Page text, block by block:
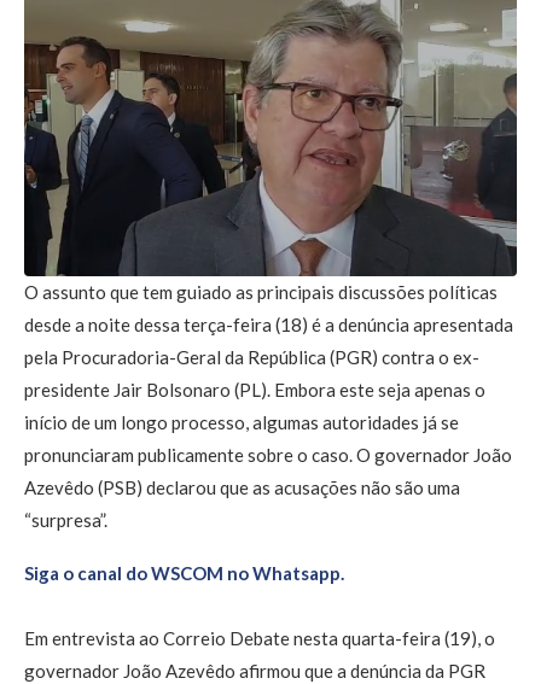
O assunto que tem guiado as principais discussões políticas
desde a noite dessa terça-feira (18) é a denúncia apresentada
pela Procuradoria-Geral da República (PGR) contra o ex-
presidente Jair Bolsonaro (PL). Embora este seja apenas o
início de um longo processo, algumas autoridades já se
pronunciaram publicamente sobre o caso. O governador João
Azevêdo (PSB) declarou que as acusações não são uma
“surpresa”.
Siga o canal do WSCOM no Whatsapp.
Em entrevista ao Correio Debate nesta quarta-feira (19), o
governador João Azevêdo afirmou que a denúncia da PGR